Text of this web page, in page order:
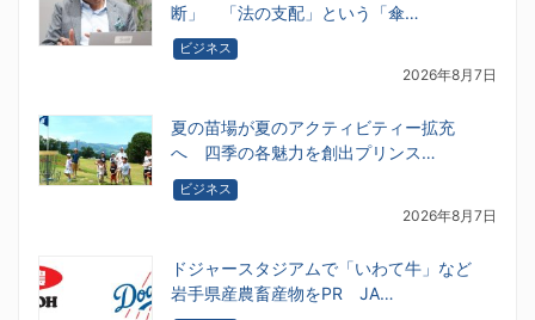
断」 「法の支配」という「傘…
ビジネス
2026年8月7日
夏の苗場が夏のアクティビティー拡充
へ 四季の各魅力を創出プリンス…
ビジネス
2026年8月7日
ドジャースタジアムで「いわて牛」など
岩手県産農畜産物をPR JA…